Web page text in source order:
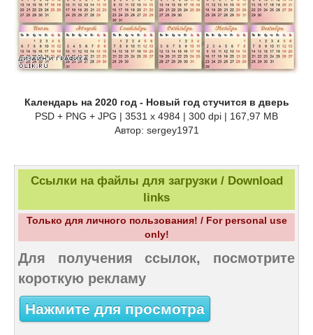
Календарь на 2020 год - Новый год стучится в дверь
PSD + PNG + JPG | 3531 x 4984 | 300 dpi | 167,97 MB
Автор: sergey1971
Ссылки на файлы для загрузки / Download
links
Только для личного пользования! / For personal use
only!
Для получения ссылок, посмотрите
короткую рекламу
Нажмите для просмотра